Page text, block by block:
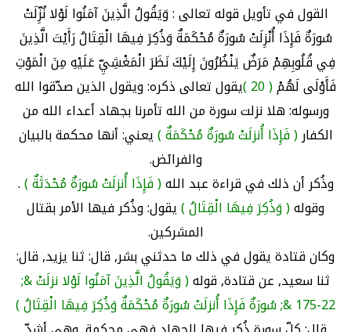
القول في تأويل قوله تعالى : وَيَقُولُ الَّذِينَ آمَنُوا لَوْلا نُزِّلَتْ
سُورَةٌ فَإِذَا أُنْزِلَتْ سُورَةٌ مُحْكَمَةٌ وَذُكِرَ فِيهَا الْقِتَالُ رَأَيْتَ الَّذِينَ
فِي قُلُوبِهِمْ مَرَضٌ يَنْظُرُونَ إِلَيْكَ نَظَرَ الْمَغْشِيِّ عَلَيْهِ مِنَ الْمَوْتِ
فَأَوْلَى لَهُمْ( 20 )
يقول تعالى ذكره: ويقول الذين صدّقوا الله
ورسوله: هلا نزلت سورة من الله تأمرنا بجهاد أعداء الله من
الكفار( فَإِذَا أُنزلَتْ سُورَةٌ مُحْكَمَةٌ )يعني: أنها محكمة بالبيان
والفرائض.
وذُكر أن ذلك في قراءة عبد الله( فَإِذَا أُنزلَتْ سُورَةٌ مُحْدَثَةٌ ).
وقوله( وَذُكِرَ فِيهَا الْقِتَالُ )يقول: وذُكر فيها الأمر بقتال
المشركين.
وكان قتادة يقول في ذلك ما حدثني بشر, قال: ثنا يزيد, قال:
ثنا سعيد, عن قتادة, قوله( وَيَقُولُ الَّذِينَ آمَنُوا لَوْلا نزلَتْ &;
22-175 &; سُورَةٌ فَإِذَا أُنزلَتْ سُورَةٌ مُحْكَمَةٌ وَذُكِرَ فِيهَا الْقِتَالُ )